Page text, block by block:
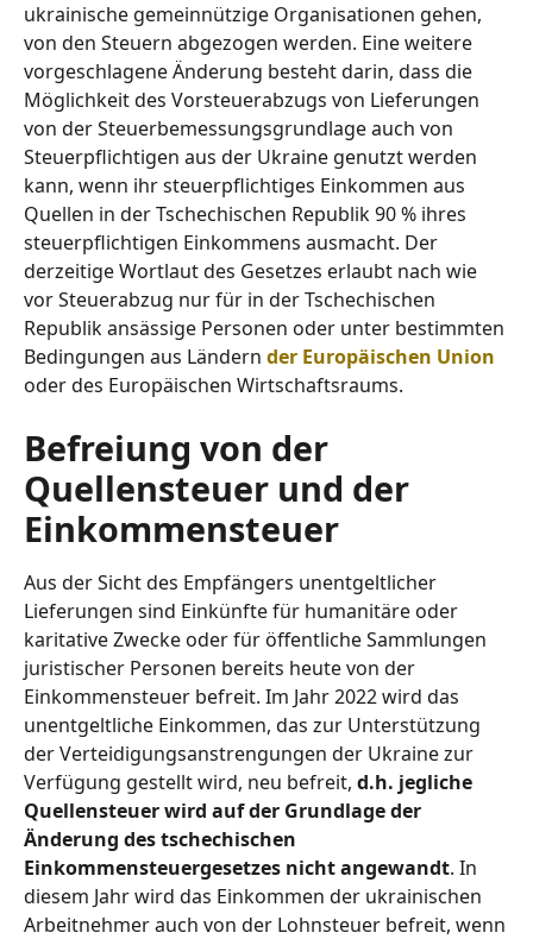
ukrainische gemeinnützige Organisationen gehen,
von den Steuern abgezogen werden. Eine weitere
vorgeschlagene Änderung besteht darin, dass die
Möglichkeit des Vorsteuerabzugs von Lieferungen
von der Steuerbemessungsgrundlage auch von
Steuerpflichtigen aus der Ukraine genutzt werden
kann, wenn ihr steuerpflichtiges Einkommen aus
Quellen in der Tschechischen Republik 90 % ihres
steuerpflichtigen Einkommens ausmacht. Der
derzeitige Wortlaut des Gesetzes erlaubt nach wie
vor Steuerabzug nur für in der Tschechischen
Republik ansässige Personen oder unter bestimmten
Bedingungen aus Ländern der Europäischen Union
oder des Europäischen Wirtschaftsraums.
Befreiung von der
Quellensteuer und der
Einkommensteuer
Aus der Sicht des Empfängers unentgeltlicher
Lieferungen sind Einkünfte für humanitäre oder
karitative Zwecke oder für öffentliche Sammlungen
juristischer Personen bereits heute von der
Einkommensteuer befreit. Im Jahr 2022 wird das
unentgeltliche Einkommen, das zur Unterstützung
der Verteidigungsanstrengungen der Ukraine zur
Verfügung gestellt wird, neu befreit, d.h. jegliche
Quellensteuer wird auf der Grundlage der
Änderung des tschechischen
Einkommensteuergesetzes nicht angewandt. In
diesem Jahr wird das Einkommen der ukrainischen
Arbeitnehmer auch von der Lohnsteuer befreit, wenn